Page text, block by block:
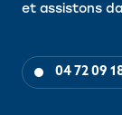
et assistons
04 72 09